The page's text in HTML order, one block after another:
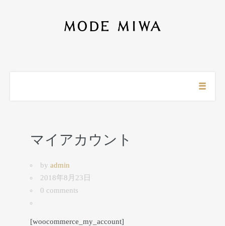
マイアカウント
by admin
2018年8月23日
0 comments
[woocommerce_my_account]